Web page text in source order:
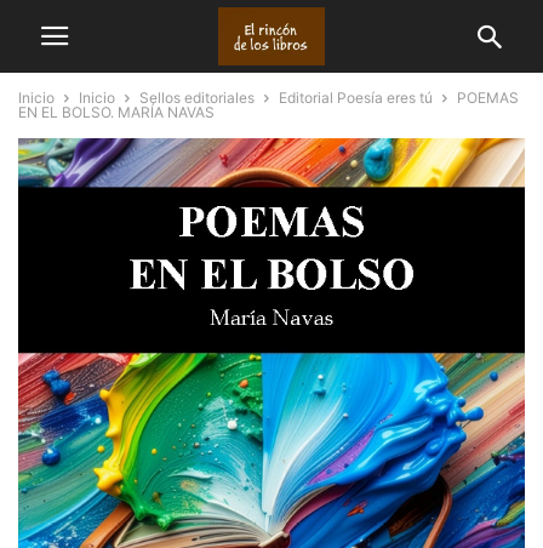
Inicio Inicio Sellos editoriales Editorial Poesía eres tú
POEMAS
EN EL BOLSO. MARÍA NAVAS